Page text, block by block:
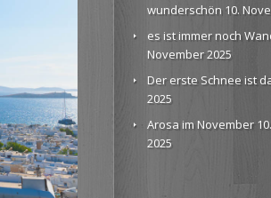
wunderschön 10.
es ist immer noch
November 2025
Der erste Schnee ist
2025
Arosa im November
2025